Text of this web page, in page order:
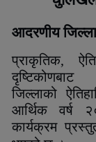
आदरणीय
प्राकृतिक,
दृष्टिकोणबाट
जिल्लाको
आर्थिक वर्ष
कार्यक्रम